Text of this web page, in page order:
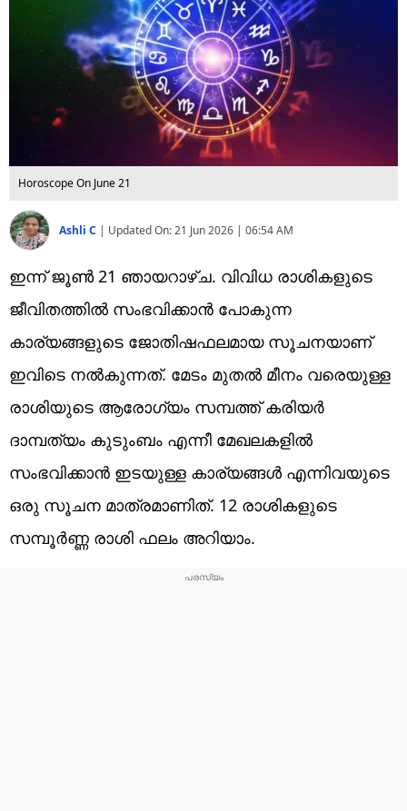
Horoscope On June 21
Ashli C | Updated On:21 Jun 2026 | 06:54 AM
ഇന്ന് ജൂൺ 21 ഞായറാഴ്ച. വിവിധ രാശികളുടെ
ജീവിതത്തിൽ സംഭവിക്കാൻ പോകുന്ന
കാര്യങ്ങളുടെ ജോതിഷഫലമായ സൂചനയാണ്
ഇവിടെ നൽകുന്നത്. മേടം മുതൽ മീനം വരെയുള്ള
രാശിയുടെ ആരോഗ്യം സമ്പത്ത് കരിയർ
ദാമ്പത്യം കുടുംബം എന്നീ മേഖലകളിൽ
സംഭവിക്കാൻ ഇടയുള്ള കാര്യങ്ങൾ എന്നിവയുടെ
ഒരു സൂചന മാത്രമാണിത്. 12 രാശികളുടെ
സമ്പൂർണ്ണ രാശി ഫലം അറിയാം.